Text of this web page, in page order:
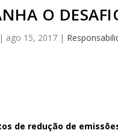
O
| ago 15, 2017|
de redução de